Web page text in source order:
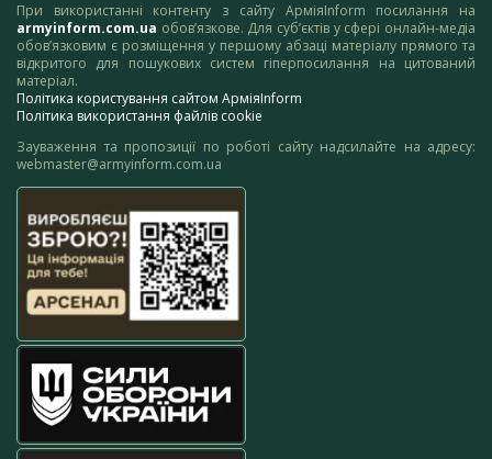
При використанні контенту з сайту АрміяInform посилання на
armyinform.com.ua обов’язкове. Для суб’єктів у сфері онлайн-медіа
обов’язковим є розміщення у першому абзаці матеріалу прямого та
відкритого для пошукових систем гіперпосилання на цитований
матеріал.
Політика користування сайтом АрміяInform
Політика використання файлів cookie
Зауваження та пропозиції по роботі сайту надсилайте на адресу:
webmaster@armyinform.com.ua